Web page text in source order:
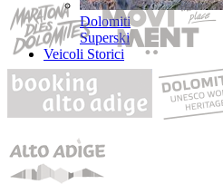
Dolomiti
Superski
Veicoli Storici